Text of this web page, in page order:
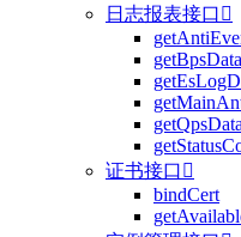
日志报表接口 
getBpsData
getQpsData
证书接口 
bindCert